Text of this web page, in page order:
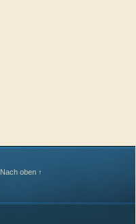
Nach oben ↑